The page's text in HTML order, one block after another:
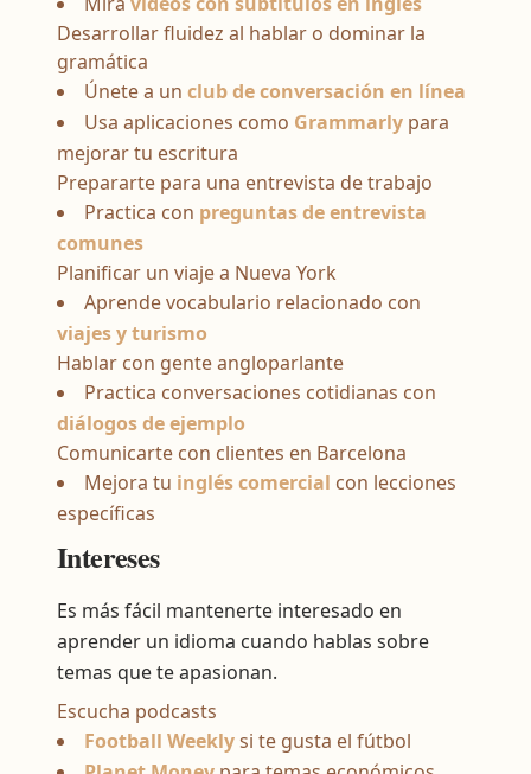
Desarrollar fluidez al hablar o dominar la
gramática
Únete a un club de conversación en línea
Usa aplicaciones como Grammarly para
mejorar tu escritura
Prepararte para una entrevista de trabajo
Practica con preguntas de entrevista
comunes
Planificar un viaje a Nueva York
Aprende vocabulario relacionado con
viajes y turismo
Hablar con gente angloparlante
Practica conversaciones cotidianas con
diálogos de ejemplo
Comunicarte con clientes en Barcelona
Mejora tu inglés comercial con lecciones
específicas
Intereses
Es más fácil mantenerte interesado en
aprender un idioma cuando hablas sobre
temas que te apasionan.
Escucha podcasts
Football Weeklysi te gusta el fútbol